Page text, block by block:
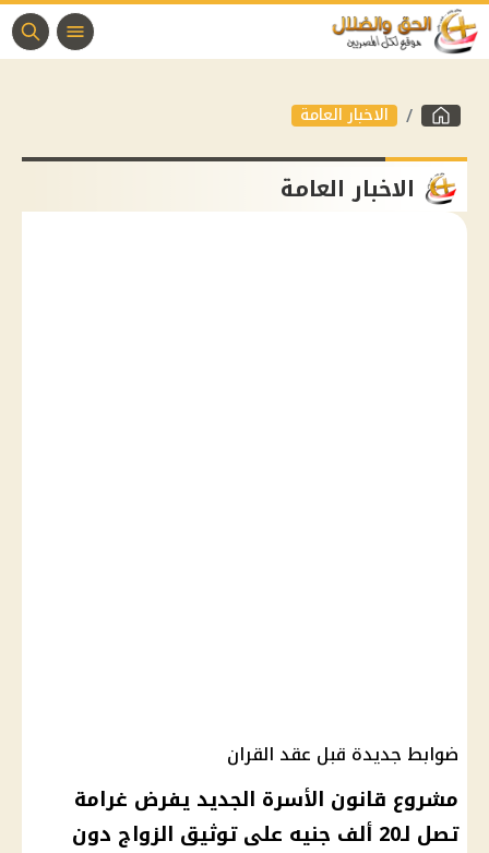
الاخبار العامة
الاخبار العامة
ضوابط جديدة قبل عقد القران
مشروع قانون الأسرة الجديد يفرض غرامة
تصل لـ20 ألف جنيه على توثيق الزواج دون